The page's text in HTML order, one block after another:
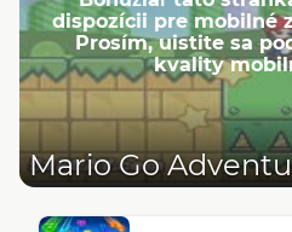
dispozícii pre mobilné
Prosím, uistite sa
kvality
Mario Go